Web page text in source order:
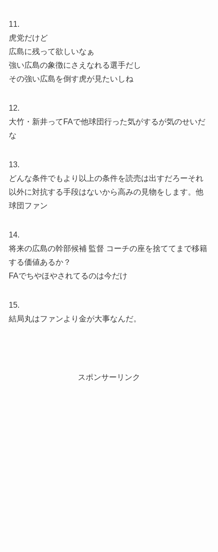
11.
虎党だけど
広島に残って欲しいなぁ
強い広島の象徴にさえなれる選手だし
その強い広島を倒す虎が見たいしね
12.
大竹・新井ってFAで他球団行った気がするが気のせいだ
な
13.
どんな条件でもより以上の条件を読売は出すだろーそれ
以外に対抗する手段はないから高みの見物をします。他
球団ファン
14.
将来の広島の幹部候補 監督 コーチの座を捨ててまで移籍
する価値あるか？
FAでちやほやされてるのは今だけ
15.
結局丸はファンより金が大事なんだ。
スポンサーリンク